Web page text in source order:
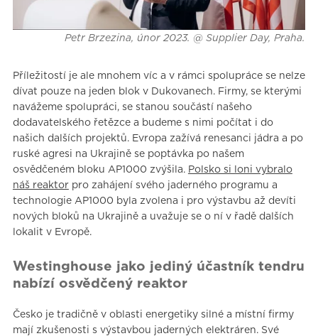
Petr Brzezina, únor 2023. @ Supplier Day, Praha.
Příležitostí je ale mnohem víc a v rámci spolupráce se nelze
dívat pouze na jeden blok v Dukovanech. Firmy, se kterými
navážeme spolupráci, se stanou součástí našeho
dodavatelského řetězce a budeme s nimi počítat i do
našich dalších projektů. Evropa zažívá renesanci jádra a po
ruské agresi na Ukrajině se poptávka po našem
osvědčeném bloku AP1000 zvýšila. Polsko si loni vybralo
náš reaktorpro zahájení svého jaderného programu a
technologie AP1000 byla zvolena i pro výstavbu až devíti
nových bloků na Ukrajině a uvažuje se o ní v řadě dalších
lokalit v Evropě.
Westinghouse jako jediný účastník tendru
nabízí osvědčený reaktor
Česko je tradičně v oblasti energetiky silné a místní firmy
mají zkušenosti s výstavbou jaderných elektráren. Své